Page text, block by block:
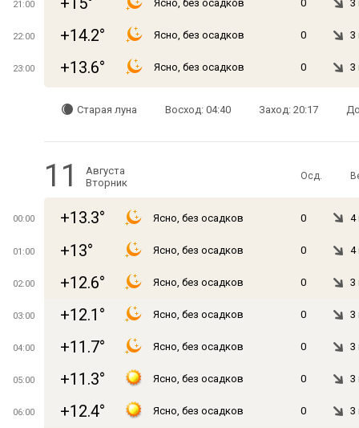
21:00 Ясно, без осадков 0 3
22:00 +14.2° Ясно, без осадков 0 3
23:00 +13.6° Ясно, без осадков 0 3
Старая луна Восход: 04:40 Заход: 20:17
11
Августа
Вторник
Осд.
00:00 +13.3° Ясно, без осадков 0 4
01:00 +13° Ясно, без осадков 0 4
02:00 +12.6° Ясно, без осадков 0 3
03:00 +12.1° Ясно, без осадков 0 3
04:00 +11.7° Ясно, без осадков 0 3
05:00 +11.3° Ясно, без осадков 0 3
06:00 +12.4° Ясно, без осадков 0 3